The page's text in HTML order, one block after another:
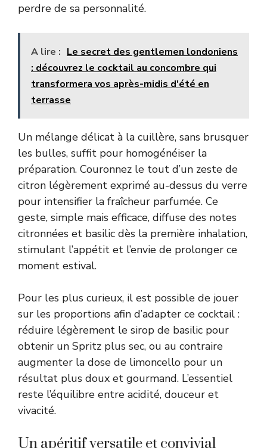
perdre de sa personnalité.
A lire : Le secret des gentlemen londoniens
: découvrez le cocktail au concombre qui
transformera vos après-midis d'été en
terrasse
Un mélange délicat à la cuillère, sans brusquer
les bulles, suffit pour homogénéiser la
préparation. Couronnez le tout d’un zeste de
citron légèrement exprimé au-dessus du verre
pour intensifier la fraîcheur parfumée. Ce
geste, simple mais efficace, diffuse des notes
citronnées et basilic dès la première inhalation,
stimulant l’appétit et l’envie de prolonger ce
moment estival.
Pour les plus curieux, il est possible de jouer
sur les proportions afin d’adapter ce cocktail :
réduire légèrement le sirop de basilic pour
obtenir un Spritz plus sec, ou au contraire
augmenter la dose de limoncello pour un
résultat plus doux et gourmand. L’essentiel
reste l’équilibre entre acidité, douceur et
vivacité.
Un apéritif versatile et convivial